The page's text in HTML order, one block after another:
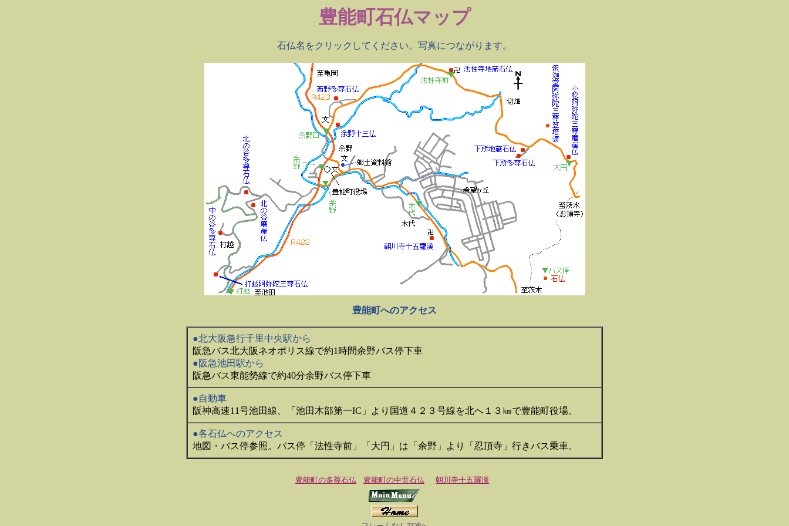
豊能町石仏マップ
石仏名をクリックしてください。写真につながります。
豊能町へのアクセス
●北大阪急行千里中央駅から
阪急バス北大阪ネオポリス線で約1時間余野バス停下車
●阪急池田駅から
阪急バス東能勢線で約40分余野バス停下車
●自動車
阪神高速11号池田線、「池田木部第一IC」より国道４２３号線を北へ１３㎞で豊能町役場。
●各石仏へのアクセス
地図・バス停参照。バス停「法性寺前」「大円」は「余野」より「忍頂寺」行きバス乗車。
豊能町の多尊石仏 豊能町の中世石仏 朝川寺十五羅漢